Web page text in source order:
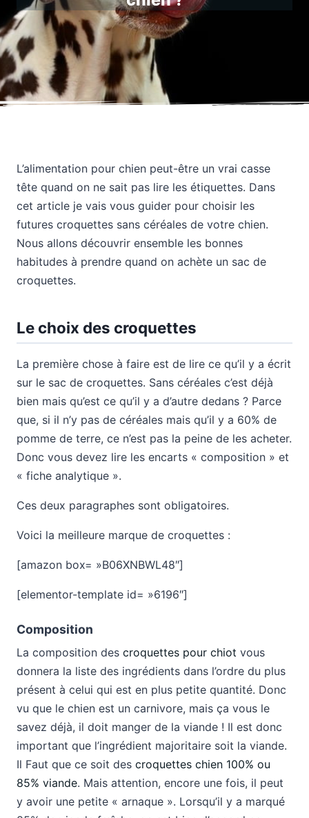
L’alimentation pour chien peut-être un vrai casse
tête quand on ne sait pas lire les étiquettes. Dans
cet article je vais vous guider pour choisir les
futures croquettes sans céréales de votre chien.
Nous allons découvrir ensemble les bonnes
habitudes à prendre quand on achète un sac de
croquettes.
Le choix des croquettes
La première chose à faire est de lire ce qu’il y a écrit
sur le sac de croquettes. Sans céréales c’est déjà
bien mais qu’est ce qu’il y a d’autre dedans ? Parce
que, si il n’y pas de céréales mais qu’il y a 60% de
pomme de terre, ce n’est pas la peine de les acheter.
Donc vous devez lire les encarts « composition » et
« fiche analytique ».
Ces deux paragraphes sont obligatoires.
Voici la meilleure marque de croquettes :
[amazon box= »B06XNBWL48″]
[elementor-template id= »6196″]
Composition
La composition des croquettes pour chiot vous
donnera la liste des ingrédients dans l’ordre du plus
présent à celui qui est en plus petite quantité. Donc
vu que le chien est un carnivore, mais ça vous le
savez déjà, il doit manger de la viande ! Il est donc
important que l’ingrédient majoritaire soit la viande.
Il Faut que ce soit des croquettes chien 100% ou
85% viande. Mais attention, encore une fois, il peut
y avoir une petite « arnaque ». Lorsqu’il y a marqué